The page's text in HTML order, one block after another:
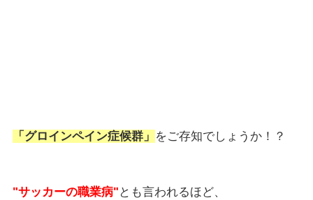
「グロインペイン症候群」 をご存知でしょうか！？
"サッカーの職業病" とも言われるほど、